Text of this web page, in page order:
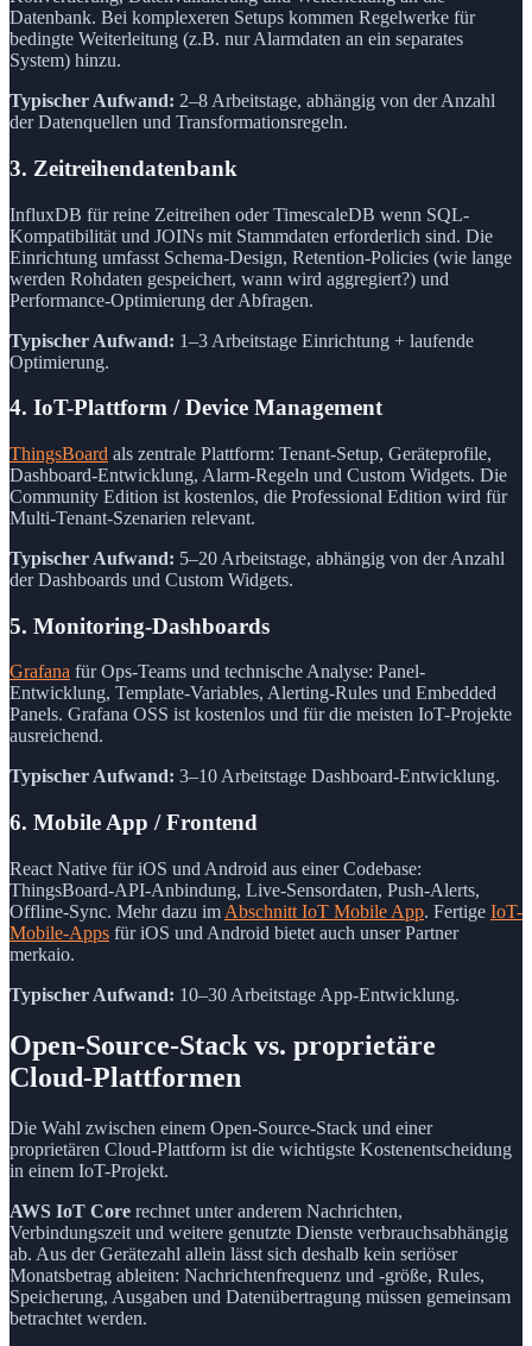
Datenbank. Bei komplexeren Setups kommen Regelwerke für
bedingte Weiterleitung (z.B. nur Alarmdaten an ein separates
System) hinzu.
Typischer Aufwand: 2–8 Arbeitstage, abhängig von der Anzahl
der Datenquellen und Transformationsregeln.
3. Zeitreihendatenbank
InfluxDB für reine Zeitreihen oder TimescaleDB wenn SQL-
Kompatibilität und JOINs mit Stammdaten erforderlich sind. Die
Einrichtung umfasst Schema-Design, Retention-Policies (wie lange
werden Rohdaten gespeichert, wann wird aggregiert?) und
Performance-Optimierung der Abfragen.
Typischer Aufwand: 1–3 Arbeitstage Einrichtung + laufende
Optimierung.
4. IoT-Plattform / Device Management
ThingsBoard als zentrale Plattform: Tenant-Setup, Geräteprofile,
Dashboard-Entwicklung, Alarm-Regeln und Custom Widgets. Die
Community Edition ist kostenlos, die Professional Edition wird für
Multi-Tenant-Szenarien relevant.
Typischer Aufwand: 5–20 Arbeitstage, abhängig von der Anzahl
der Dashboards und Custom Widgets.
5. Monitoring-Dashboards
Grafana für Ops-Teams und technische Analyse: Panel-
Entwicklung, Template-Variables, Alerting-Rules und Embedded
Panels. Grafana OSS ist kostenlos und für die meisten IoT-Projekte
ausreichend.
Typischer Aufwand: 3–10 Arbeitstage Dashboard-Entwicklung.
6. Mobile App / Frontend
React Native für iOS und Android aus einer Codebase:
ThingsBoard-API-Anbindung, Live-Sensordaten, Push-Alerts,
Offline-Sync. Mehr dazu im Abschnitt IoT Mobile App. Fertige IoT-
Mobile-Apps für iOS und Android bietet auch unser Partner
merkaio.
Typischer Aufwand: 10–30 Arbeitstage App-Entwicklung.
Open-Source-Stack vs. proprietäre
Cloud-Plattformen
Die Wahl zwischen einem Open-Source-Stack und einer
proprietären Cloud-Plattform ist die wichtigste Kostenentscheidung
in einem IoT-Projekt.
AWS IoT Core rechnet unter anderem Nachrichten,
Verbindungszeit und weitere genutzte Dienste verbrauchsabhängig
ab. Aus der Gerätezahl allein lässt sich deshalb kein seriöser
Monatsbetrag ableiten: Nachrichtenfrequenz und -größe, Rules,
Speicherung, Ausgaben und Datenübertragung müssen gemeinsam
betrachtet werden.